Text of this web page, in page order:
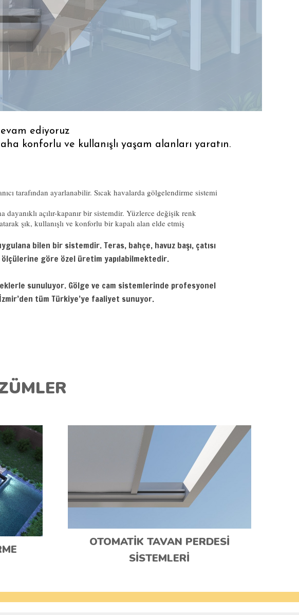
ediyoruz
konforlu ve kullanışlı yaşam alanları yaratın.
tarafından ayarlanabilir. Sıcak havalarda gölgelendirme sistemi
açılır-kapanır bir sistemdir. Yüzlerce değişik renk
şık, kullanışlı ve konforlu bir kapalı alan elde etmiş
bilen bir sistemdir. Teras, bahçe, havuz başı, çatısı
göre özel üretim yapılabilmektedir.
sunuluyor. Gölge ve cam sistemlerinde profesyonel
tüm Türkiye’ye faaliyet sunuyor.
OTOMATİK TAVAN PERDESİ
SİSTEMLERİ